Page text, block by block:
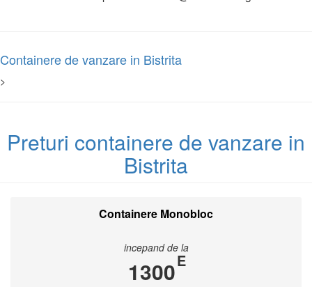
Containere de vanzare in Bistrita
>
Preturi containere de vanzare in
Bistrita
Containere Monobloc
incepand de la
1300E